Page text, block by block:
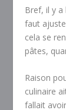
Bref, il y
faut
cela se
pâtes,
Raison
culinaire
fallait